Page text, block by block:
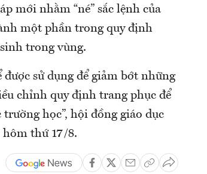
mới nhằm “né” sắc lệnh của
một phần trong quy định
trong vùng.
sử dụng để giảm bớt những
chỉnh quy định trang phục để
học”, hội đồng giáo dục
hôm thứ 17/8.